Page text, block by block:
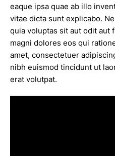
eaque ipsa quae ab illo
vitae dicta sunt explicabo.
quia voluptas sit aut odit aut
magni dolores eos qui
amet, consectetuer
nibh euismod tincidunt ut
erat volutpat.